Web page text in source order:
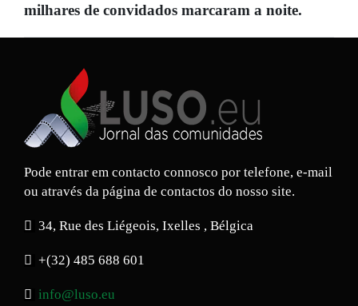
milhares de convidados marcaram a noite.
Pode entrar em contacto connosco por telefone, e-mail
ou através da página de contactos do nosso site.
34, Rue des Liégeois, Ixelles , Bélgica
+(32) 485 688 601
info@luso.eu